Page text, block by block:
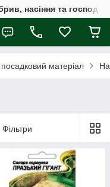
насіння та
матеріал
Фільтри